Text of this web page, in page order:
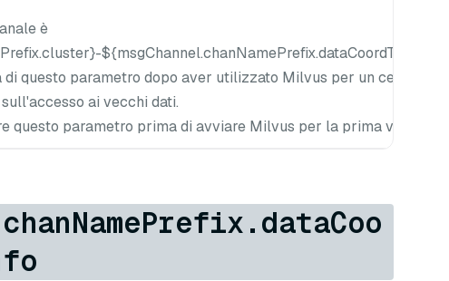
è
${msgChannel.chanNamePrefix.dataCoordTimeTick}.
questo parametro dopo aver utilizzato Milvus per un certo
ai vecchi dati.
questo parametro prima di avviare Milvus per la prima volta.